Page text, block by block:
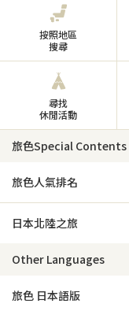
按照地區
搜尋
尋找
休閒活動
旅色Special Contents
旅色人氣排名
日本北陸之旅
Other Languages
旅色 日本語版